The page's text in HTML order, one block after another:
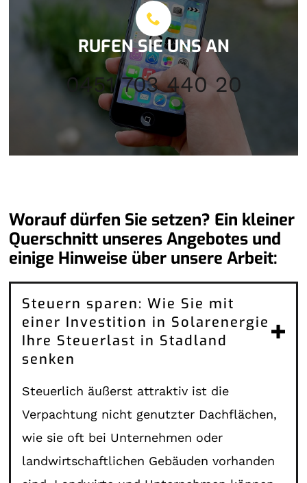
RUFEN SIE UNS AN
0451 703 440 20
Worauf dürfen Sie setzen? Ein kleiner
Querschnitt unseres Angebotes und
einige Hinweise über unsere Arbeit:
Steuern sparen: Wie Sie mit
einer Investition in Solarenergie
Ihre Steuerlast in Stadland
senken
Steuerlich äußerst attraktiv ist die
Verpachtung nicht genutzter Dachflächen,
wie sie oft bei Unternehmen oder
landwirtschaftlichen Gebäuden vorhanden